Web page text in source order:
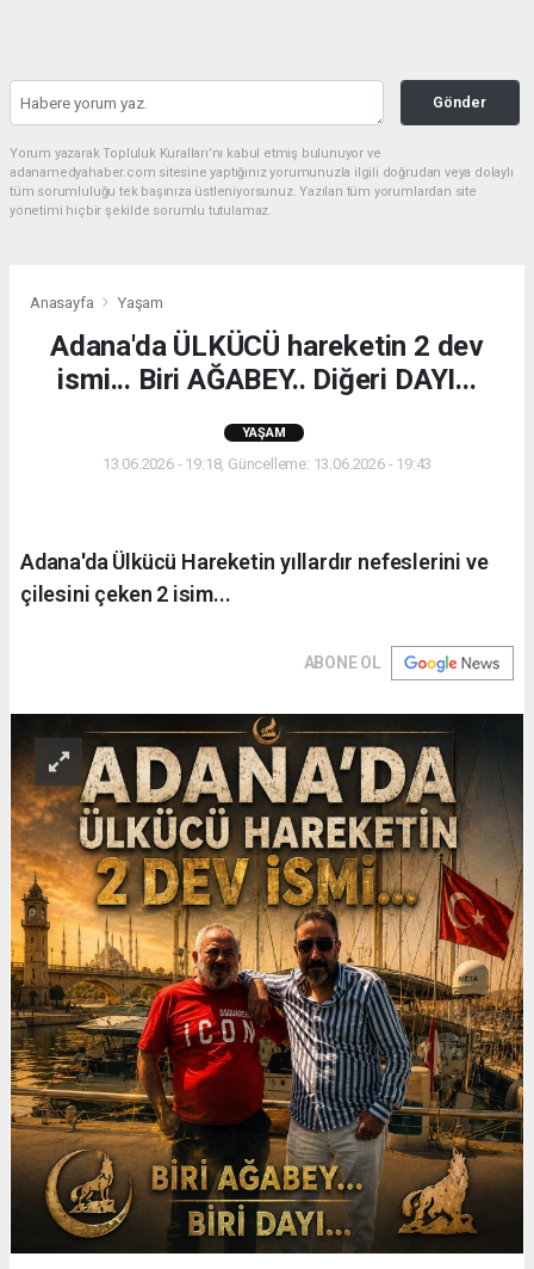
Gönder
Yorum yazarak Topluluk Kuralları’nı kabul etmiş bulunuyor ve
adanamedyahaber.com sitesine yaptığınız yorumunuzla ilgili doğrudan veya dolaylı
tüm sorumluluğu tek başınıza üstleniyorsunuz. Yazılan tüm yorumlardan site
yönetimi hiçbir şekilde sorumlu tutulamaz.
Anasayfa Yaşam
Adana'da ÜLKÜCÜ hareketin 2 dev
ismi... Biri AĞABEY.. Diğeri DAYI...
YAŞAM
13.06.2026 - 19:18, Güncelleme: 13.06.2026 - 19:43
Adana'da Ülkücü Hareketin yıllardır nefeslerini ve
çilesini çeken 2 isim...
ABONE OL